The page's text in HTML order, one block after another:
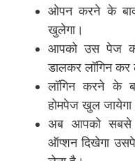
ओपन करने के
खुलेगा।
आपको उस पेज
डालकर लॉगिन कर
लॉगिन करने के
होमपेज खुल
अब आपको
ऑप्शन दिखेगा